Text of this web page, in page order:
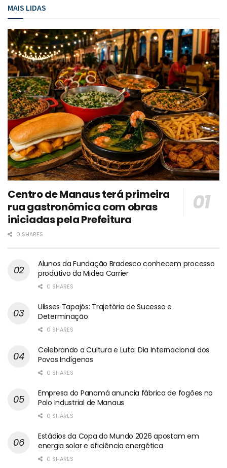
MAIS LIDAS
Centro de Manaus terá primeira
rua gastronômica com obras
iniciadas pela Prefeitura
0 SHARES
Alunos da Fundação Bradesco conhecem processo
produtivo da Midea Carrier
0 SHARES
Ulisses Tapajós: Trajetória de Sucesso e
Determinação
0 SHARES
Celebrando a Cultura e Luta: Dia Internacional dos
Povos Indígenas
0 SHARES
Empresa do Panamá anuncia fábrica de fogões no
Polo Industrial de Manaus
0 SHARES
Estádios da Copa do Mundo 2026 apostam em
energia solar e eficiência energética
0 SHARES